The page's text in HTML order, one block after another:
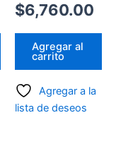
$6,760.00
Agregar al
carrito
Agregar a la
lista de deseos